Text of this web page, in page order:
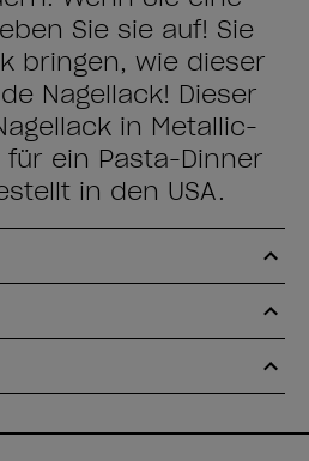
Sie sie auf! Sie
bringen, wie dieser
Nagellack! Dieser
in Metallic-
ein Pasta-Dinner
in den USA.